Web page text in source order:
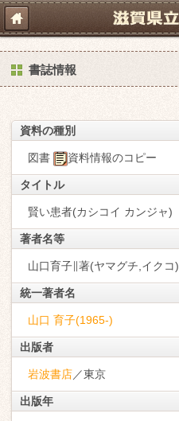
書誌情報
資料の種別
図書 資料情報のコピー
タイトル
賢い患者(カシコイ カンジャ)
著者名等
山口育子∥著(ヤマグチ,イクコ)
統一著者名
山口 育子(1965-)
出版者
岩波書店／東京
出版年